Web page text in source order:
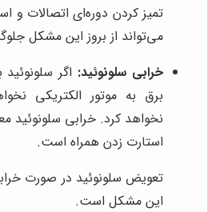
تمیز کردن دوره‌ای اتصالات و
می‌تواند از بروز این مشکل
خرابی سلونوئید: اگر
برق به موتور الکتریکی
نخواهد کرد. خرابی سلونوئید
استارت زدن همراه است.
تعویض سلونوئید در صورت
این مشکل است.